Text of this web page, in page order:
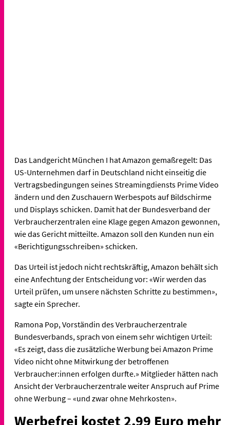
Das Landgericht München I hat Amazon gemaßregelt: Das
US-Unternehmen darf in Deutschland nicht einseitig die
Vertragsbedingungen seines Streamingdiensts Prime Video
ändern und den Zuschauern Werbespots auf Bildschirme
und Displays schicken. Damit hat der Bundesverband der
Verbraucherzentralen eine Klage gegen Amazon gewonnen,
wie das Gericht mitteilte. Amazon soll den Kunden nun ein
«Berichtigungsschreiben» schicken.
Das Urteil ist jedoch nicht rechtskräftig, Amazon behält sich
eine Anfechtung der Entscheidung vor: «Wir werden das
Urteil prüfen, um unsere nächsten Schritte zu bestimmen»,
sagte ein Sprecher.
Ramona Pop, Vorständin des Verbraucherzentrale
Bundesverbands, sprach von einem sehr wichtigen Urteil:
«Es zeigt, dass die zusätzliche Werbung bei Amazon Prime
Video nicht ohne Mitwirkung der betroffenen
Verbraucher:innen erfolgen durfte.» Mitglieder hätten nach
Ansicht der Verbraucherzentrale weiter Anspruch auf Prime
ohne Werbung – «und zwar ohne Mehrkosten».
Werbefrei kostet 2,99 Euro mehr